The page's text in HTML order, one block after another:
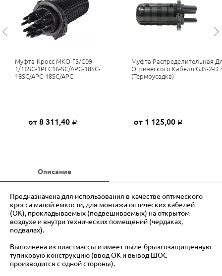
Муфта-Кросс МКО-Г3/С09-
1/16SC-1PLC16-SC/APC-18SC-
18SC/APC-18SC/APC
от 8 311,40 Р
Муфта Распределительная
Оптического Кабеля GJS-2-D
(термоусадка)
от 1 125,00 Р
Описание
Предназначена для использования в качестве оптического
кросса малой емкости, для монтажа оптических кабелей
(ОК), прокладываемых (подвешиваемых) на открытом
воздухе и внутри технических помещений (чердаках,
подвалах).
Выполнена из пластмассы и имеет пыле-брызгозащищенную
тупиковую конструкцию (ввод ОК и вывод ШОС
производится с одной стороны).